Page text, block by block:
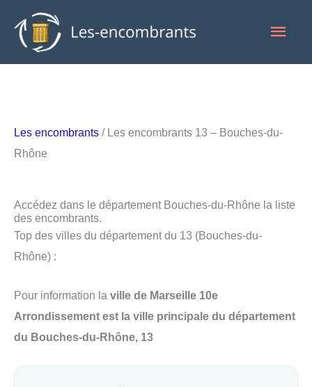
contenu
Les encombrants / Les encombrants 13 – Bouches-du-
Rhône
Accédez dans le département Bouches-du-Rhône la liste
des encombrants.
Top des villes du département du 13 (Bouches-du-
Rhône) :
Pour information la ville de Marseille 10e
Arrondissement est la ville principale du département
du Bouches-du-Rhône, 13